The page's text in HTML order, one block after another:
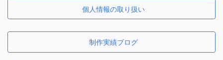
個人情報の取り扱い
制作実績ブログ